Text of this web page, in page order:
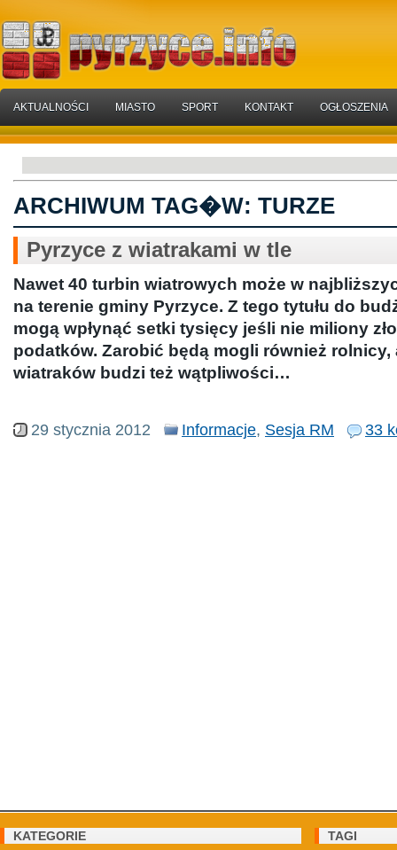
AKTUALNOŚCI MIASTO SPORT KONTAKT OGŁOSZENIA
ARCHIWUM TAG�W: TURZE
Pyrzyce z wiatrakami w tle
Nawet 40 turbin wiatrowych może w
na terenie gminy Pyrzyce. Z tego tytułu do
mogą wpłynąć setki tysięcy jeśli nie miliony
podatków. Zarobić będą mogli również rolnicy,
wiatraków budzi też wątpliwości…
29 stycznia 2012 Informacje, Sesja RM 33
KATEGORIE TAGI